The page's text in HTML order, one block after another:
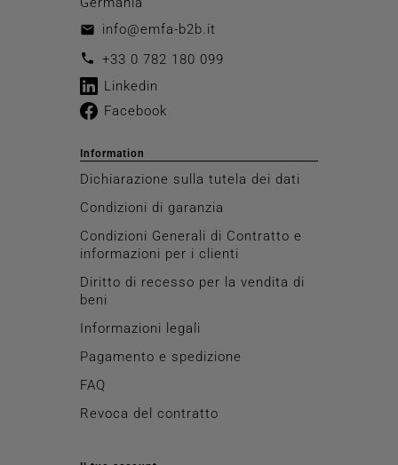
email info@emfa-b2b.it
call +33 0 782 180 099
Linkedin
Facebook
Information
Dichiarazione sulla tutela dei dati
Condizioni di garanzia
Condizioni Generali di Contratto e
informazioni per i clienti
Diritto di recesso per la vendita di
beni
Informazioni legali
Pagamento e spedizione
FAQ
Revoca del contratto